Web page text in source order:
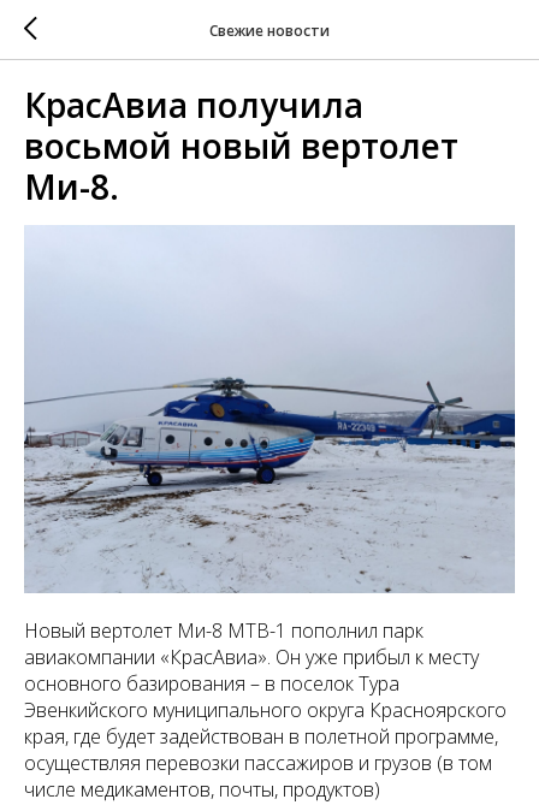
Свежие новости
КрасАвиа получила
восьмой новый вертолет
Ми-8.
Новый вертолет Ми-8 МТВ-1 пополнил парк
авиакомпании «КрасАвиа». Он уже прибыл к месту
основного базирования – в поселок Тура
Эвенкийского муниципального округа Красноярского
края, где будет задействован в полетной программе,
осуществляя перевозки пассажиров и грузов (в том
числе медикаментов, почты, продуктов)